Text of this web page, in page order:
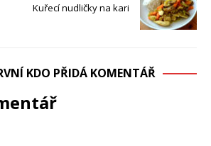
Kuřecí nudličky na kari
KDO PŘIDÁ KOMENTÁŘ